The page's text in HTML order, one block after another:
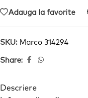
Adauga la favorite
SKU: Marco 314294
Share:
Descriere